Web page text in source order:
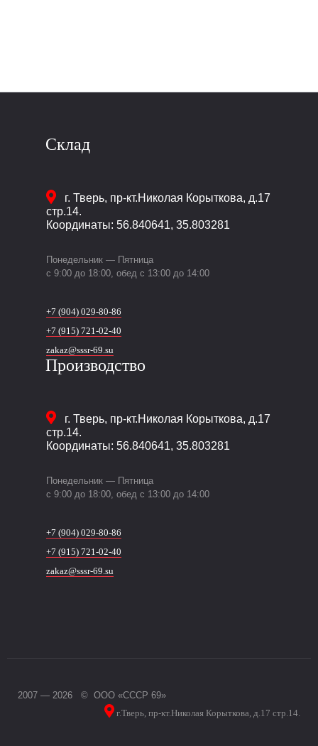
Склад
г. Тверь, пр-кт.Николая Корыткова, д.17
стр.14.
Координаты: 56.840641, 35.803281
Понедельник — Пятница
c 9:00 до 18:00, обед с 13:00 до 14:00
+7 (904) 029-80-86
+7 (915) 721-02-40
zakaz@sssr-69.su
Производство
г. Тверь, пр-кт.Николая Корыткова, д.17
стр.14.
Координаты: 56.840641, 35.803281
Понедельник — Пятница
c 9:00 до 18:00, обед с 13:00 до 14:00
+7 (904) 029-80-86
+7 (915) 721-02-40
zakaz@sssr-69.su
2007 — 2026 © ООО «СССР 69»
г.Тверь, пр-кт.Николая Корыткова, д.17 стр.14.